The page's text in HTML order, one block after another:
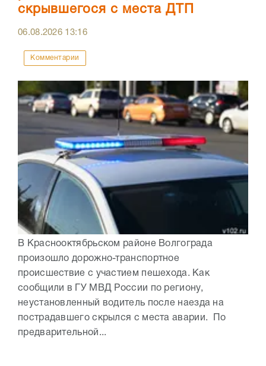
скрывшегося с места ДТП
06.08.2026 13:16
Комментарии
В Краснооктябрьском районе Волгограда
произошло дорожно-транспортное
происшествие с участием пешехода. Как
сообщили в ГУ МВД России по региону,
неустановленный водитель после наезда на
пострадавшего скрылся с места аварии. По
предварительной...